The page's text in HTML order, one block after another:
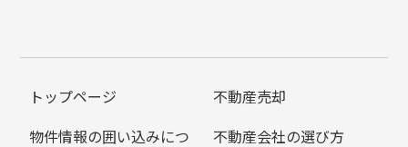
トップページ
不動産売却
物件情報の囲い込みにつ
不動産会社の選び方